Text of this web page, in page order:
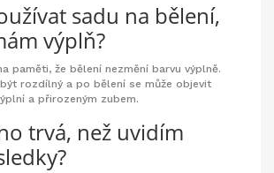
sadu na bělení,
výplň?
paměti, že bělení nezmění barvu výplně.
rozdílný a po bělení se může objevit
a přirozeným zubem.
trvá, než uvidím